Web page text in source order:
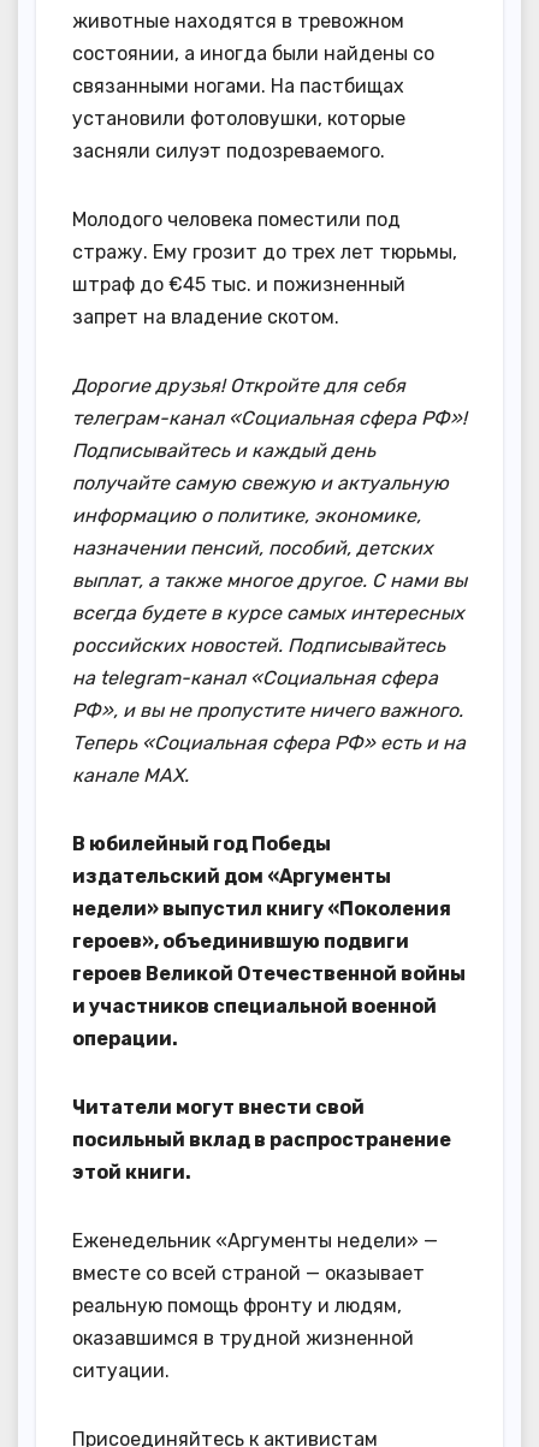
животные находятся в тревожном
состоянии, а иногда были найдены со
связанными ногами. На пастбищах
установили фотоловушки, которые
засняли силуэт подозреваемого.
Молодого человека поместили под
стражу. Ему грозит до трех лет тюрьмы,
штраф до €45 тыс. и пожизненный
запрет на владение скотом.
Дорогие друзья! Откройте для себя
телеграм-канал «Социальная сфера РФ»!
Подписывайтесь и каждый день
получайте самую свежую и актуальную
информацию о политике, экономике,
назначении пенсий, пособий, детских
выплат, а также многое другое. С нами вы
всегда будете в курсе самых интересных
российских новостей. Подписывайтесь
на telegram-канал «Социальная сфера
РФ», и вы не пропустите ничего важного.
Теперь «Социальная сфера РФ» есть и на
канале МАХ.
В юбилейный год Победы
издательский дом «Аргументы
недели» выпустил книгу «Поколения
героев», объединившую подвиги
героев Великой Отечественной войны
и участников специальной военной
операции.
Читатели могут внести свой
посильный вклад в распространение
этой книги.
Еженедельник «Аргументы недели» —
вместе со всей страной — оказывает
реальную помощь фронту и людям,
оказавшимся в трудной жизненной
ситуации.
Присоединяйтесь к активистам